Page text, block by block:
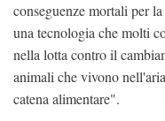
conseguenze mortali per
una tecnologia che molti
nella lotta contro il
animali che vivono
catena alimentare".